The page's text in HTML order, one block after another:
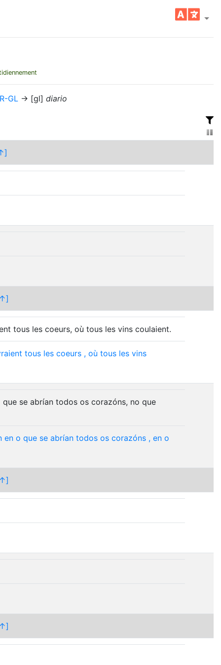
GL → [gl] diario
tous les coeurs, où tous les vins coulaient.
tous les coeurs , où tous les vins
se abrían todos os corazóns, no que
en o que se abrían todos os corazóns , en o